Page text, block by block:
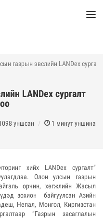
газрын эвслийн LANDex
LANDex сургалт
уншсан 1 минут уншина
хийх LANDex сургалт”
Олон улсын газрын
орчин, хөгжлийн Жасыл
зохион байгуулсан Азийн
Непал, Монгол, Киргизстан
“Газрын засаглалын